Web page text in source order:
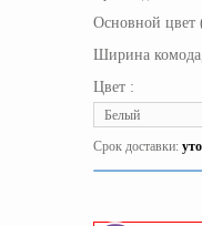
Основной цвет
Ширина
Цвет :
Белый
Срок доставки:
Материал